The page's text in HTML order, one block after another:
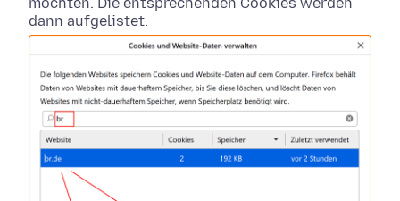
möchten. Die entsprechenden Cookies werden
dann aufgelistet.